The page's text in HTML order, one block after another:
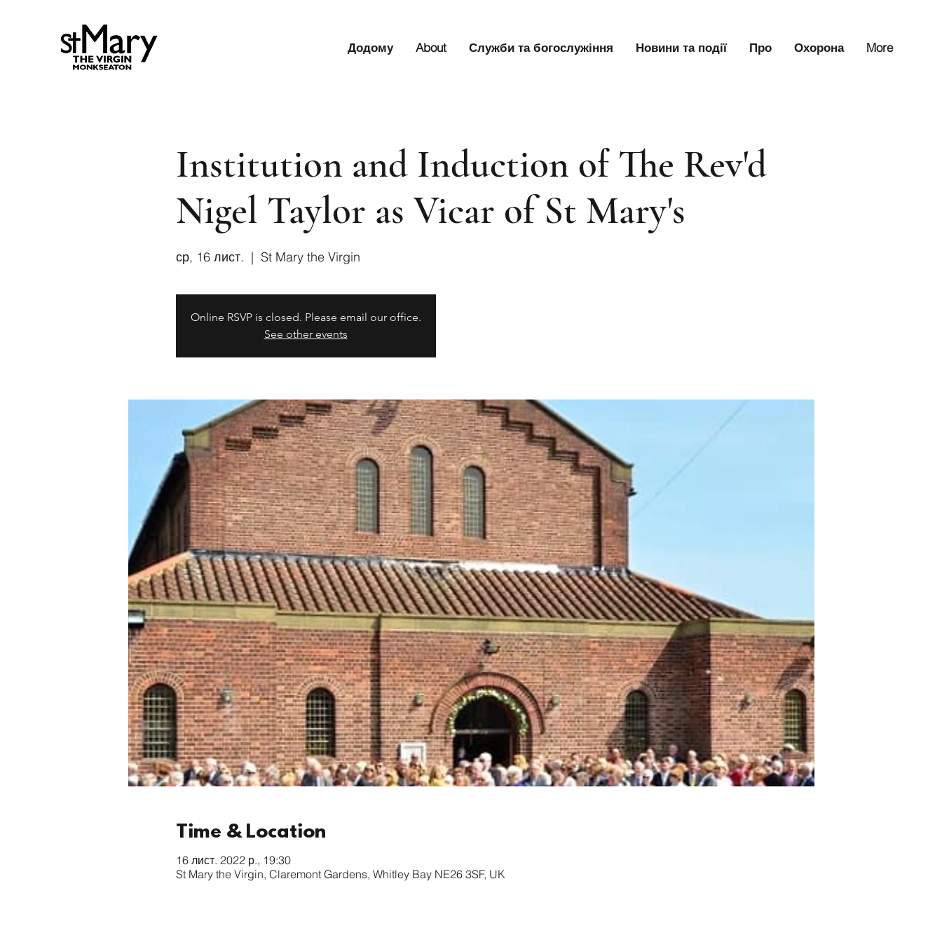
Додому About Служби та богослужіння Новини та події Про Охорона More
Institution and Induction of The Rev'd
Nigel Taylor as Vicar of St Mary's
ср, 16 лист.
  |
St Mary the Virgin
Online RSVP is closed. Please email our office.
See other events
Time & Location
16 лист. 2022 р., 19:30
St Mary the Virgin, Claremont Gardens, Whitley Bay NE26 3SF, UK